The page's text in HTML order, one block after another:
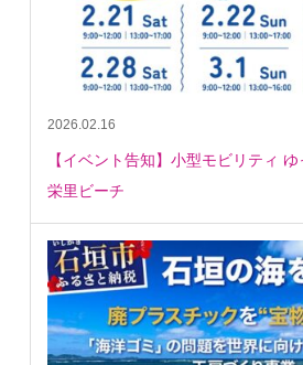
2026.02.16
【イベント告知】小型モビリティ
栄里ビーチ